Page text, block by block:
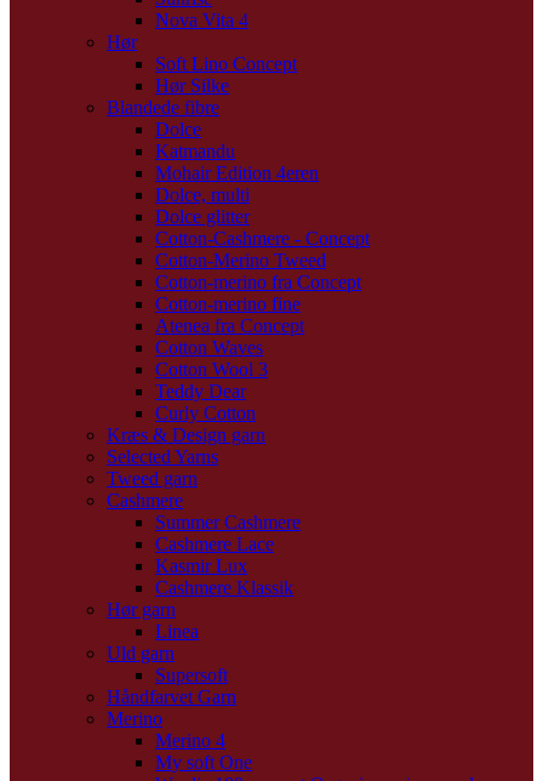
Nova Vita 4
Hør
Soft Lino Concept
Hør Silke
Blandede fibre
Dolce
Katmandu
Mohair Edition 4eren
Dolce, multi
Dolce glitter
Cotton-Cashmere - Concept
Cotton-Merino Tweed
Cotton-merino fra Concept
Cotton-merino fine
Atenea fra Concept
Cotton Waves
Cotton Wool 3
Teddy Dear
Curly Cotton
Kræs & Design garn
Selected Yarns
Tweed garn
Cashmere
Summer Cashmere
Cashmere Lace
Kasmir Lux
Cashmere Klassik
Hør garn
Linea
Uld garn
Supersoft
Håndfarvet Garn
Merino
Merino 4
My soft One